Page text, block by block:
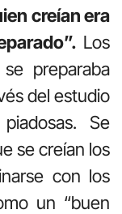
creían era
Los
preparaba
del estudio
Se
se creían los
con los
un “buen